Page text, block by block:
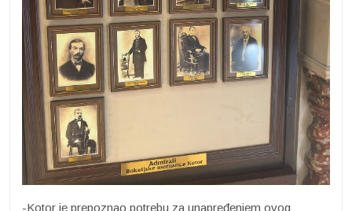
-Kotor je prepoznao potrebu za unapređenjem ovog